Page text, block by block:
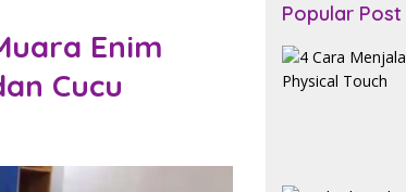
Enim
Cucu
Popular Post